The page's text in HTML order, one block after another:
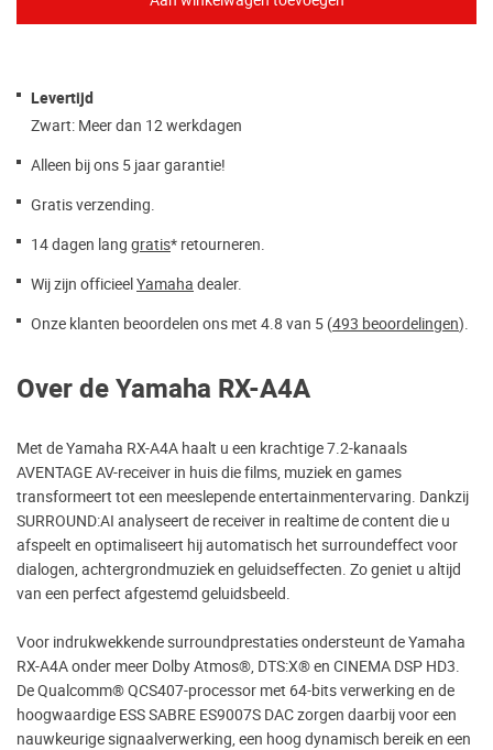
Levertijd
Zwart: Meer dan 12 werkdagen
Alleen bij ons 5 jaar garantie!
Gratis verzending.
14 dagen lang gratis* retourneren.
Wij zijn officieelYamaha dealer.
Onze klanten beoordelen ons met 4.8 van 5 (493 beoordelingen).
Over de Yamaha RX-A4A
Met de Yamaha RX-A4A haalt u een krachtige 7.2-kanaals
AVENTAGE AV-receiver in huis die films, muziek en games
transformeert tot een meeslepende entertainmentervaring. Dankzij
SURROUND:AI analyseert de receiver in realtime de content die u
afspeelt en optimaliseert hij automatisch het surroundeffect voor
dialogen, achtergrondmuziek en geluidseffecten. Zo geniet u altijd
van een perfect afgestemd geluidsbeeld.
Voor indrukwekkende surroundprestaties ondersteunt de Yamaha
RX-A4A onder meer Dolby Atmos®, DTS:X® en CINEMA DSP HD3.
De Qualcomm® QCS407-processor met 64-bits verwerking en de
hoogwaardige ESS SABRE ES9007S DAC zorgen daarbij voor een
nauwkeurige signaalverwerking, een hoog dynamisch bereik en een